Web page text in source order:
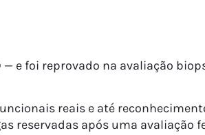
e foi reprovado na avaliação
reais e até
reservadas após uma avaliação